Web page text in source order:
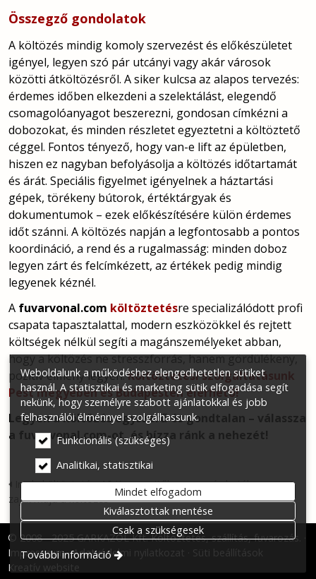
Összegző gondolatok
A költözés mindig komoly szervezést és előkészületet
igényel, legyen szó pár utcányi vagy akár városok
közötti átköltözésről. A siker kulcsa az alapos tervezés:
érdemes időben elkezdeni a szelektálást, elegendő
csomagolóanyagot beszerezni, gondosan címkézni a
dobozokat, és minden részletet egyeztetni a költöztető
céggel. Fontos tényező, hogy van-e lift az épületben,
hiszen ez nagyban befolyásolja a költözés időtartamát
és árát. Speciális figyelmet igényelnek a háztartási
gépek, törékeny bútorok, értéktárgyak és
dokumentumok – ezek előkészítésére külön érdemes
időt szánni. A költözés napján a legfontosabb a pontos
koordináció, a rend és a rugalmasság: minden doboz
legyen zárt és felcímkézett, az értékek pedig mindig
legyenek kéznél.
A fuvarvonal.com költöztetésre specializálódott profi
csapata tapasztalattal, modern eszközökkel és rejtett
költségek nélkül segíti a magánszemélyeket abban,
hogy a költözés ne stresszforrás, hanem gördülékeny,
pozitív élmény legyen.Költöztetési szolgáltatásunk
Pest megyében és Budapesten elérhető!
Legyen a költözés egyszerű és gondtalan – válassza
a fuvarvonal.com-ot, és bízza ránk a nehezét!
Iroda költöztetés: 10 tipp, amitől gyorsan és hatékonyan
zajlik majd a költözés
© 2008 - 2025 GARKAZOL Kft. Költöztetés, szállítás, fuvarozás.
Impresszum Adatvédelmi nyilatkozat
Süti beállítások
Kreatív website
Weboldalunk a működéshez elengedhetetlen sütiket
használ. A statisztikai és marketing sütik elfogadása segít
nekünk, hogy személyre szabott ajánlatokkal és jobb
felhasználói élménnyel szolgálhassunk.
Funkcionális (szükséges)
Analitikai, statisztikai
Mindet elfogadom
Kiválasztottak mentése
Csak a szükségesek
További információ